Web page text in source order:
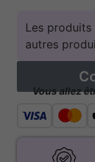
Les
autres
Vous allez